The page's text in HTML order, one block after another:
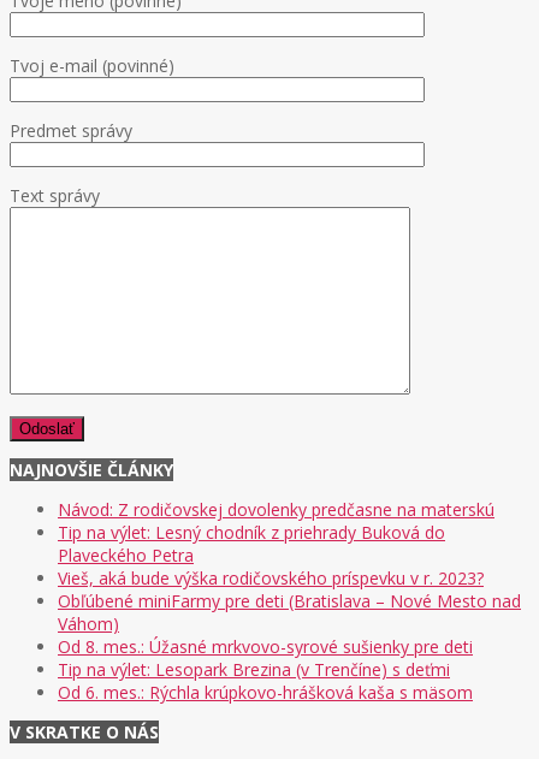
Tvoj e-mail (povinné)
Predmet správy
Text správy
NAJNOVŠIE ČLÁNKY
Návod: Z rodičovskej dovolenky predčasne na materskú
Tip na výlet: Lesný chodník z priehrady Buková do
Plaveckého Petra
Vieš, aká bude výška rodičovského príspevku v r. 2023?
Obľúbené miniFarmy pre deti (Bratislava – Nové Mesto nad
Váhom)
Od 8. mes.: Úžasné mrkvovo-syrové sušienky pre deti
Tip na výlet: Lesopark Brezina (v Trenčíne) s deťmi
Od 6. mes.: Rýchla krúpkovo-hrášková kaša s mäsom
V SKRATKE O NÁS